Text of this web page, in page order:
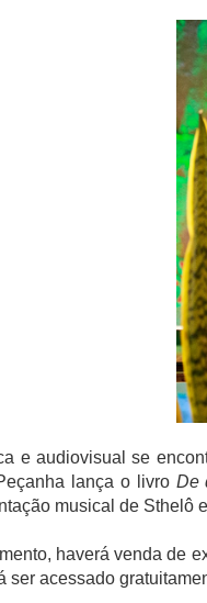
e audiovisual se
lança o livro De
musical de Sthelô
haverá venda de
ser acessado